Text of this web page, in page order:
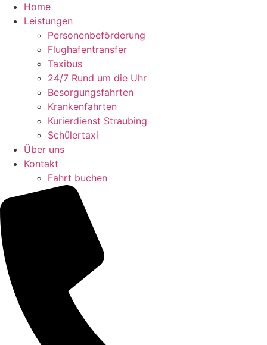
Home
Leistungen
Personenbeförderung
Flughafentransfer
Taxibus
24/7 Rund um die Uhr
Besorgungsfahrten
Krankenfahrten
Kurierdienst Straubing
Schülertaxi
Über uns
Kontakt
Fahrt buchen